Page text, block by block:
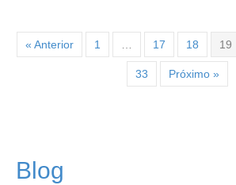
« Anterior 1 17 18 19
33 Próximo »
Blog